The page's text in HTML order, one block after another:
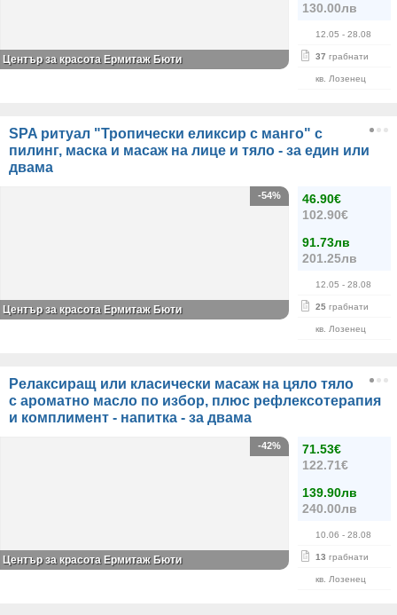
130.00лв
12.05 - 28.08
37 грабнати
кв. Лозенец
Център за красота Ермитаж Бюти
SPA ритуал "Тропически еликсир с манго" с
пилинг, маска и масаж на лице и тяло - за един или
двама
46.90€
102.90€
91.73лв
201.25лв
12.05 - 28.08
25 грабнати
кв. Лозенец
-54%
Център за красота Ермитаж Бюти
Релаксиращ или класически масаж на цяло тяло
с ароматно масло по избор, плюс рефлексотерапия
и комплимент - напитка - за двама
71.53€
122.71€
139.90лв
240.00лв
10.06 - 28.08
13 грабнати
кв. Лозенец
-42%
Център за красота Ермитаж Бюти